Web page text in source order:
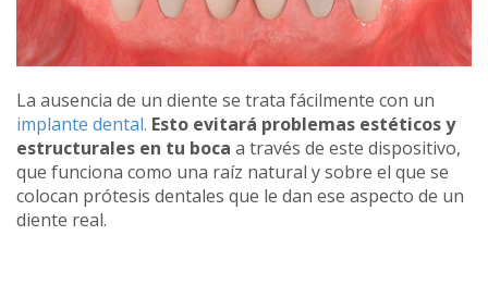
La ausencia de un diente se trata fácilmente con un
implante dental. Esto evitará problemas estéticos y
estructurales en tu boca a través de este dispositivo,
que funciona como una raíz natural y sobre el que se
colocan prótesis dentales que le dan ese aspecto de un
diente real.